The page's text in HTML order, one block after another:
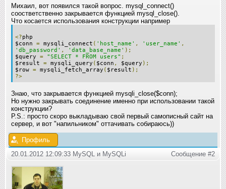
Михаил, вот появился такой вопрос. mysql_connect()
соостветственно закрывается функцией mysql_close().
Что косается использования конструкции например
<?php
$conn = mysqli_connect ( 'host_name' , 'user_name' ,
'db_password' , 'data_base_name' );
$query = "SELECT * FROM users" ;
$result = mysqli_query ( $conn , $query );
$row = mysqli_fetch_array ( $result );
?>
Знаю, что закрывается функцией mysqli_close($conn);
Но нужно закрывать соединение именно при использовании такой
конструкции?
P.S.: просто скоро выкладываю свой первый самописный сайт на
сервер, и вот "напильником" оттачивать собираюсь))
Профиль
20.01.2012 12:09:33 MySQL и MySQLi
Сообщение #2